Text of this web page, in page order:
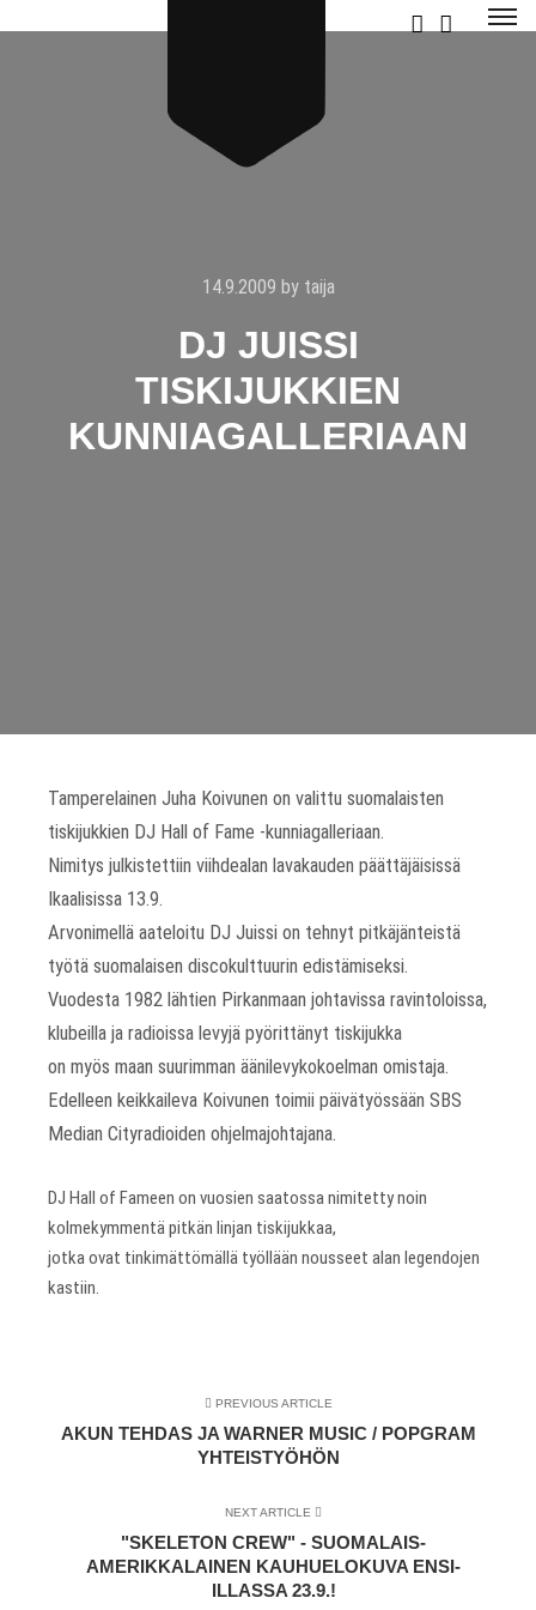
14.9.2009 by taija
DJ JUISSI
TISKIJUKKIEN
KUNNIAGALLERIAAN
Tamperelainen Juha Koivunen on valittu suomalaisten
tiskijukkien DJ Hall of Fame -kunniagalleriaan.
Nimitys julkistettiin viihdealan lavakauden päättäjäisissä
Ikaalisissa 13.9.
Arvonimellä aateloitu DJ Juissi on tehnyt pitkäjänteistä
työtä suomalaisen discokulttuurin edistämiseksi.
Vuodesta 1982 lähtien Pirkanmaan johtavissa ravintoloissa,
klubeilla ja radioissa levyjä pyörittänyt tiskijukka
on myös maan suurimman äänilevykokoelman omistaja.
Edelleen keikkaileva Koivunen toimii päivätyössään SBS
Median Cityradioiden ohjelmajohtajana.
DJ Hall of Fameen on vuosien saatossa nimitetty noin
kolmekymmentä pitkän linjan tiskijukkaa,
jotka ovat tinkimättömällä työllään nousseet alan legendojen
kastiin.
PREVIOUS ARTICLE
AKUN TEHDAS JA WARNER MUSIC / POPGRAM
YHTEISTYÖHÖN
NEXT ARTICLE
"SKELETON CREW" - SUOMALAIS-
AMERIKKALAINEN KAUHUELOKUVA ENSI-
ILLASSA 23.9.!